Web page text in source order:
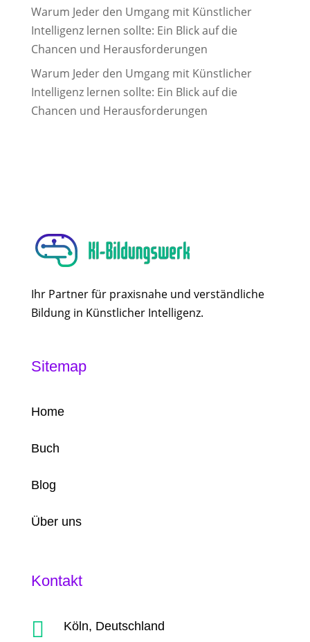
Warum Jeder den Umgang mit Künstlicher
Intelligenz lernen sollte: Ein Blick auf die
Chancen und Herausforderungen
Warum Jeder den Umgang mit Künstlicher
Intelligenz lernen sollte: Ein Blick auf die
Chancen und Herausforderungen
Ihr Partner für praxisnahe und verständliche
Bildung in Künstlicher Intelligenz.
Sitemap
Home
Buch
Blog
Über uns
Kontakt
 Köln, Deutschland